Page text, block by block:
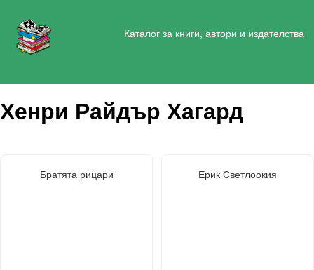
Каталог за книги, автори и издателства
Хенри Райдър Хагард
Братята рицари Ерик Светлоокия